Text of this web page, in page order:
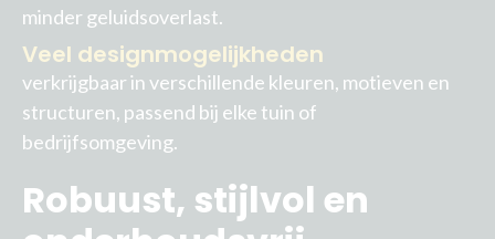
Robuust, stijlvol en
minder geluidsoverlast.
Veel designmogelijkheden
verkrijgbaar in verschillende kleuren, motieven en
structuren, passend bij elke tuin of
bedrijfsomgeving.